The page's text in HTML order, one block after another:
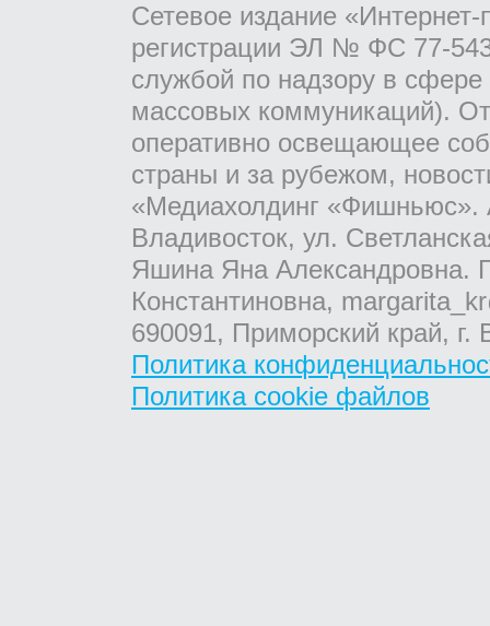
Сетевое издание
регистрации ЭЛ № ФС 77-
службой по надзору в
массовых коммуникаций).
оперативно освещающее
страны и за рубежом,
«Медиахолдинг «Фишньюс».
Владивосток, ул.
Яшина Яна Александровна.
Константиновна,
690091, Приморский край,
Политика
Политика cookie файлов